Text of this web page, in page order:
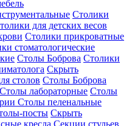
Столики
для детских весов
Столики прикроватные
стоматологические
Столы Боброва Столики
Скрыть
столов Столы Боброва
Столы лабораторные Столы
Столы пеленальные
посты Скрыть
кресла Секции стульев